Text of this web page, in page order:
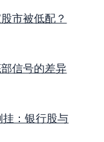
市被低配？
信号的差异
：银行股与